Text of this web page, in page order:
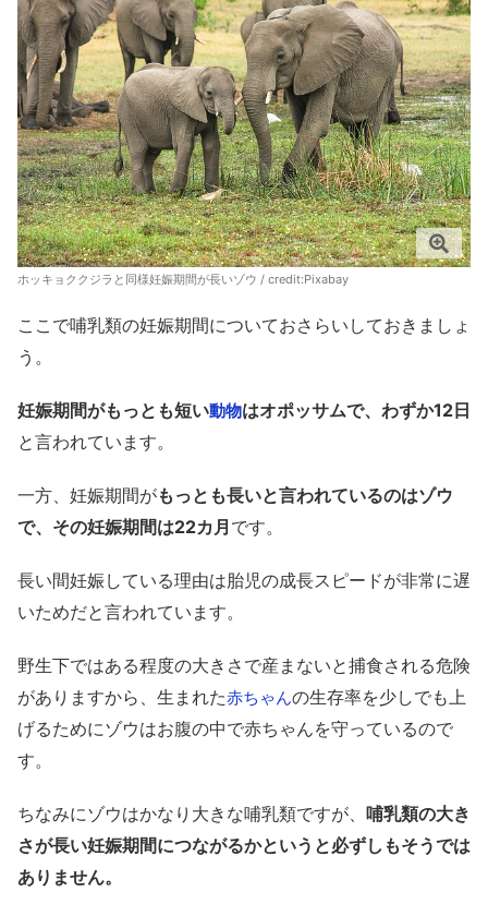
ホッキョククジラと同様妊娠期間が長いゾウ / credit:Pixabay
ここで哺乳類の妊娠期間についておさらいしておきましょ
う。
妊娠期間がもっとも短い動物はオポッサムで、わずか12日
と言われています。
一方、妊娠期間がもっとも長いと言われているのはゾウ
で、その妊娠期間は22カ月 です。
長い間妊娠している理由は胎児の成長スピードが非常に遅
いためだと言われています。
野生下ではある程度の大きさで産まないと捕食される危険
がありますから、生まれた赤ちゃんの生存率を少しでも上
げるためにゾウはお腹の中で赤ちゃんを守っているので
す。
ちなみにゾウはかなり大きな哺乳類ですが、 哺乳類の大き
さが長い妊娠期間につながるかというと必ずしもそうでは
ありません。